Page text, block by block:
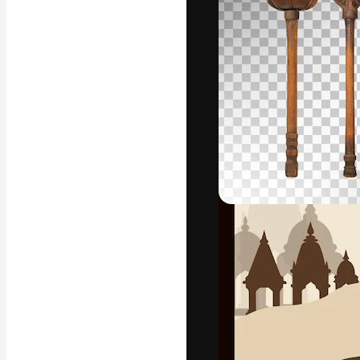
La plataforma
trabajo. Más
entre
estudios.
Español